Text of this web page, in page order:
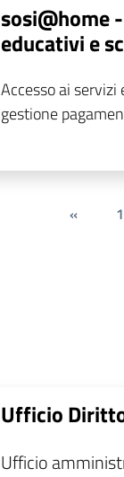
sosi@home
educativi e
Accesso ai
gestione
« 1
Ufficio
Ufficio